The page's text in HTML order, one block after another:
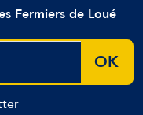
Fermiers de Loué
OK